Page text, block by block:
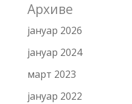
Архиве
јануар 2026
јануар 2024
март 2023
јануар 2022